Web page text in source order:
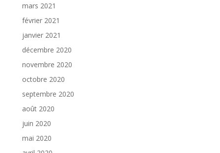
mars 2021
février 2021
janvier 2021
décembre 2020
novembre 2020
octobre 2020
septembre 2020
août 2020
juin 2020
mai 2020